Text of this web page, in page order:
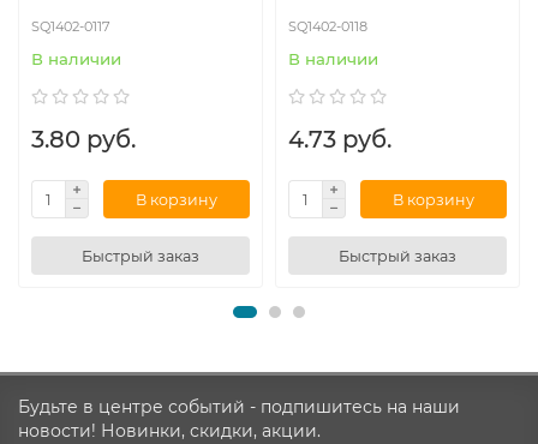
SQ1402-0117
В наличии
3.80 руб.
В корзину
Быстрый заказ
SQ1402-0118
В наличии
4.73 руб.
В корзину
Быстрый заказ
Будьте в центре событий - подпишитесь на наши
новости! Новинки, скидки, акции.